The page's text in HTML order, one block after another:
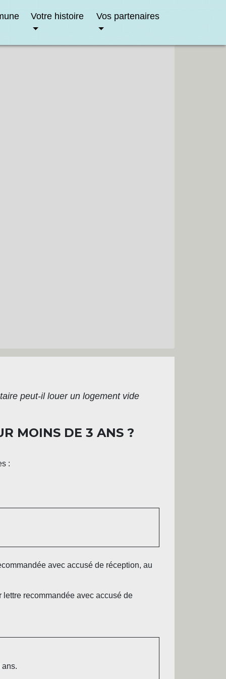
Votre histoire Vos partenaires
peut-il louer un logement vide
MOINS DE 3 ANS ?
:
avec accusé de réception, au
recommandée avec accusé de
ans.